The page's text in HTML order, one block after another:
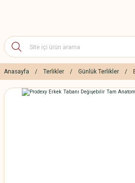
Anasayfa Terlikler Günlük Terlikler